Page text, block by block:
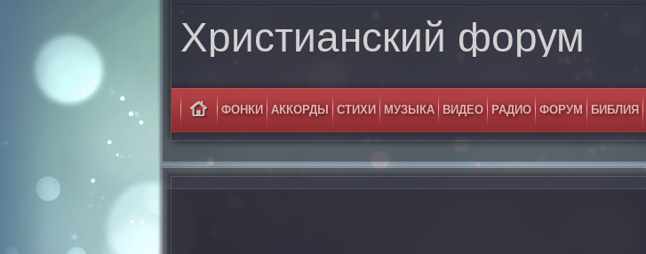
Христианский форум
ФОНКИ АККОРДЫ СТИХИ МУЗЫКА ВИДЕО РАДИО ФОРУМ БИБЛИЯ